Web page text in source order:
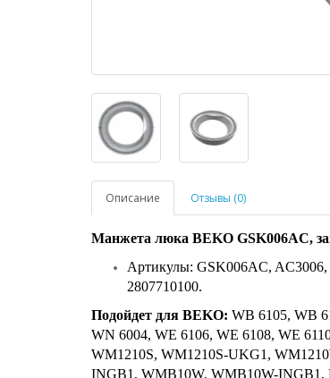
Описание Отзывы (0)
Манжета люка BEKO GSK006AC,
Артикулы: GSK006AC, AC3006,
2807710100.
Подойдет для BEKO: WB 6105, WB
WN 6004, WE 6106, WE 6108, WE
WM1210S, WM1210S-UKG1,
INGB1, WMB10W, WMB10W-